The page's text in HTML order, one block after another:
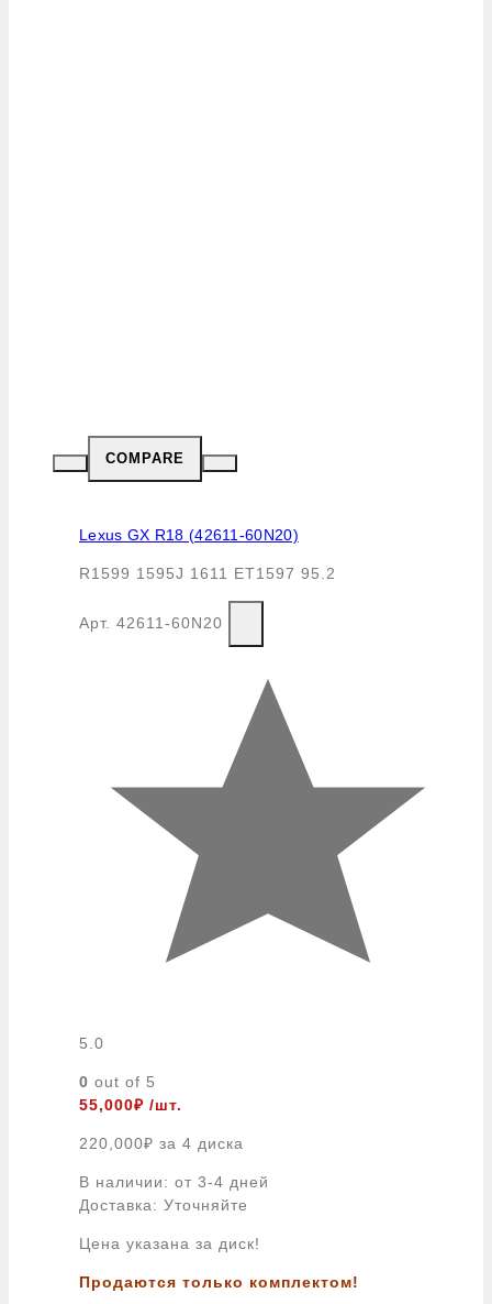
COMPARE
Lexus GX R18 (42611-60N20)
R1599 1595J 1611 ET1597 95.2
Арт. 42611-60N20
5.0
0 out of 5
55,000₽ /шт.
220,000₽ за 4 диска
В наличии: от 3-4 дней
Доставка: Уточняйте
Цена указана за диск!
Продаются только комплектом!